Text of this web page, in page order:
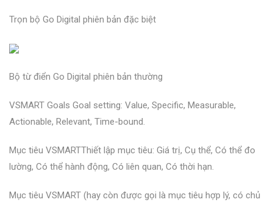
Trọn bộ Go Digital phiên bản đặc biệt
Bộ từ điển Go Digital phiên bản thường
VSMART Goals Goal setting: Value, Specific, Measurable,
Actionable, Relevant, Time-bound.
Mục tiêu VSMARTThiết lập mục tiêu: Giá trị, Cụ thể, Có thể đo
lường, Có thể hành động, Có liên quan, Có thời hạn.
Mục tiêu VSMART (hay còn được gọi là mục tiêu hợp lý, có chủ